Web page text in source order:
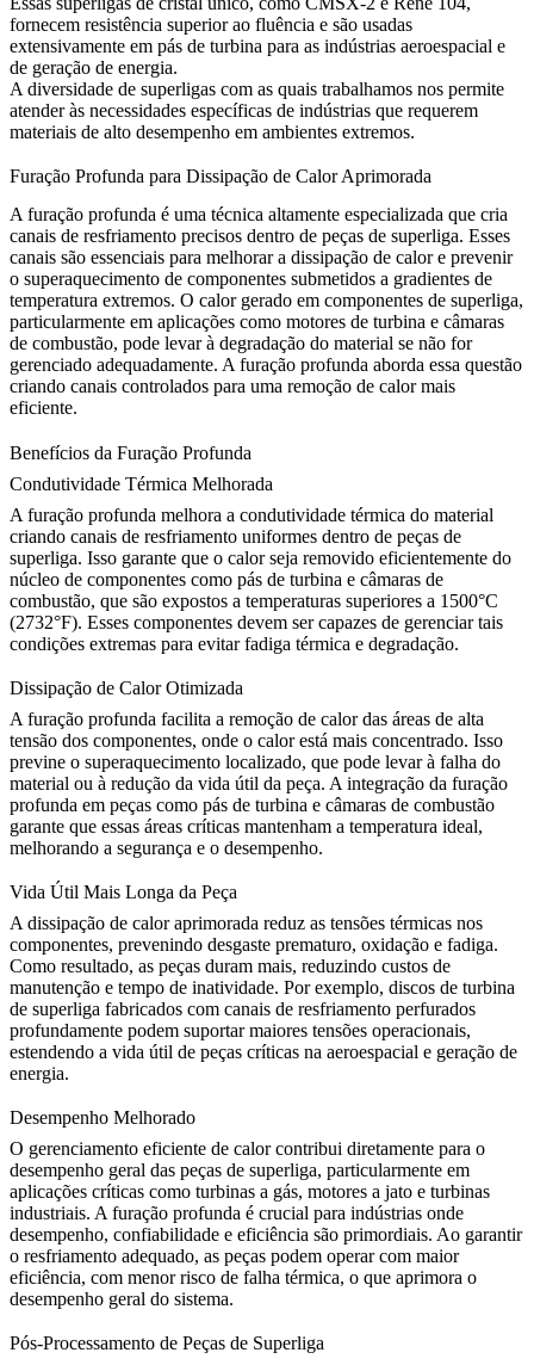
fornecem resistência superior ao fluência e são usadas
extensivamente em pás de turbina para as indústrias aeroespacial e
de geração de energia.
A diversidade de superligas com as quais trabalhamos nos permite
atender às necessidades específicas de indústrias que requerem
materiais de alto desempenho em ambientes extremos.
Furação Profunda para Dissipação de Calor Aprimorada
A furação profunda é uma técnica altamente especializada que cria
canais de resfriamento precisos dentro de peças de superliga. Esses
canais são essenciais para melhorar a dissipação de calore prevenir
o superaquecimento de componentes submetidos a gradientes de
temperatura extremos. O calor gerado em componentes de superliga,
particularmente em aplicações como motores de turbina e câmaras
de combustão, pode levar à degradação do material se não for
gerenciado adequadamente. A furação profunda aborda essa questão
criando canais controlados para uma remoção de calor mais
eficiente.
Benefícios da Furação Profunda
Condutividade Térmica Melhorada
A furação profunda melhora a condutividade térmica do material
criando canais de resfriamento uniformes dentro de peças de
superliga. Isso garante que o calor seja removido eficientemente do
núcleo de componentes como pás de turbina e câmaras de
combustão, que são expostos a temperaturas superiores a 1500°C
(2732°F). Esses componentes devem ser capazes de gerenciar tais
condições extremas para evitar fadiga térmica e degradação.
Dissipação de Calor Otimizada
A furação profunda facilita a remoção de calor das áreas de alta
tensão dos componentes, onde o calor está mais concentrado. Isso
previne o superaquecimento localizado, que pode levar à falha do
material ou à redução da vida útil da peça. A integração da furação
profunda em peças como pás de turbina e câmaras de combustão
garante que essas áreas críticas mantenham a temperatura ideal,
melhorando a segurança e o desempenho.
Vida Útil Mais Longa da Peça
A dissipação de calor aprimorada reduz as tensões térmicas nos
componentes, prevenindo desgaste prematuro, oxidação e fadiga.
Como resultado, as peças duram mais, reduzindo custos de
manutenção e tempo de inatividade. Por exemplo, discos de turbina
de superliga fabricados com canais de resfriamento perfurados
profundamente podem suportar maiores tensões operacionais,
estendendo a vida útil de peças críticas na aeroespacial e geração de
energia.
Desempenho Melhorado
O gerenciamento eficiente de calor contribui diretamente para o
desempenho geral das peças de superliga, particularmente em
aplicações críticas como turbinas a gás, motores a jato e turbinas
industriais. A furação profunda é crucial para indústrias onde
desempenho, confiabilidade e eficiência são primordiais. Ao garantir
o resfriamento adequado, as peças podem operar com maior
eficiência, com menor risco de falha térmica, o que aprimora o
desempenho geral do sistema.
Pós-Processamento de Peças de Superliga